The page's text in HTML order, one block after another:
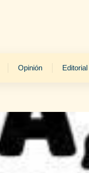
Opinión Editorial